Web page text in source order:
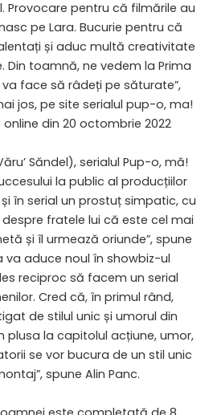
Provocare pentru că filmările au
pe Lara. Bucurie pentru că
și aduc multă creativitate
Din toamnă, ne vedem la Prima
face să râdeți pe săturate”,
jos, pe site serialul pup-o, ma!
online din 20 octombrie 2022
Săndel), serialul Pup-o, mă!
la public al producțiilor
în serial un prostuț simpatic, cu
fratele lui că este cel mai
și îl urmează oriunde”, spune
va aduce noul în showbiz-ul
reciproc să facem un serial
Cred că, în primul rând,
de stilul unic și umorul din
plusa la capitolul acțiune, umor,
se vor bucura de un stil unic
spune Alin Panc.